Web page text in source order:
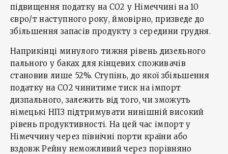
підвищення податку на CO2 у Німеччині на 10
євро/т наступного року, ймовірно, призведе до
збільшення запасів продукту з середини грудня.
Наприкінці минулого тижня рівень дизельного
пального у баках для кінцевих споживачів
становив лише 52%. Ступінь, до якої збільшення
податку на CO2 чинитиме тиск на імпорт
дизпального, залежить від того, чи зможуть
німецькі НПЗ підтримувати нинішній високий
рівень продуктивності. На цей час імпорт у
Німеччину через північні порти країни або
вздовж Рейну неможливий через порівняно